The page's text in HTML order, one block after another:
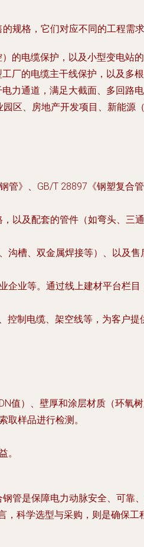
规格，它们对应不同的工程需求
的电缆保护，以及小型变电站的
厂的电缆主干线保护，以及多根
力通道，满足大截面、多回路电
区、房地产开发项目、新能源
》、GB/T 28897《钢塑复合
以及配套的管件（如弯头、三
槽、双金属焊接等）、以及
业等。通过线上建材平台栏目
制电缆、架空线等，为客户提
值）、壁厚和涂层材质（环氧
取样品进行检测。
。
钢管是保障电力动脉安全、可靠
科学选型与采购，则是确保